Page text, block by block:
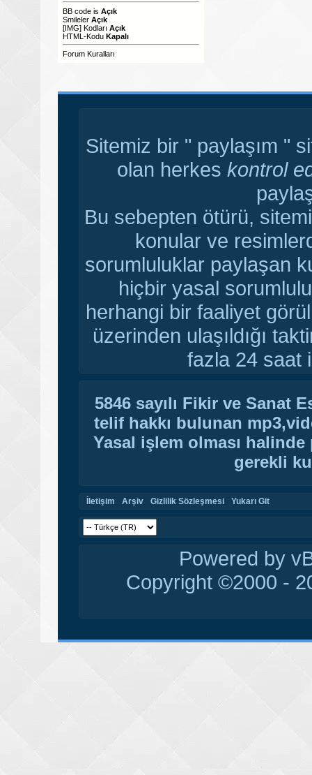
BB code is Açık
Smileler Açık
[IMG] Kodları Açık
HTML-Kodu Kapalı
Forum Kuralları
Sitemiz bir " paylaşım "
olan herkes kontrol
Bu sebepten ötürü,
konular ve
sorumluluklar paylaşan
hiçbir yasal
herhangi bir faaliyet
üzerinden ulaşıldığı
fazla 24 saat
5846 sayılı Fikir ve Sanat
telif hakkı bulunan
Yasal işlem olması
gerekli
İletişim Arşiv Gizlilik Sözleşmesi Yukarı Git
Powered by
Copyright ©2000 -